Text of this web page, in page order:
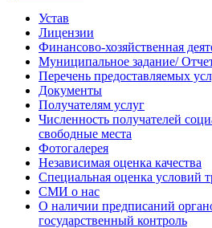
Устав
Лицензии
Финансово-хозяйственная
Муниципальное задание/
Перечень предоставляемых
Документы
Получателям услуг
Численность получателей
свободные места
Фотогалерея
Независимая оценка качества
Специальная оценка условий
СМИ о нас
О наличии предписаний
государственный контроль